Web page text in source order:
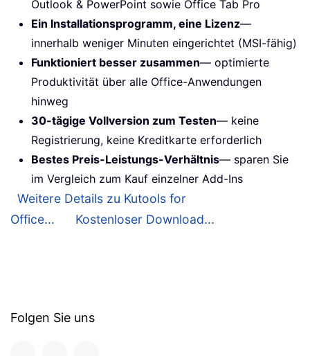
Outlook & PowerPoint sowie Office Tab Pro
Ein Installationsprogramm, eine Lizenz—
innerhalb weniger Minuten eingerichtet (MSI-fähig)
Funktioniert besser zusammen— optimierte
Produktivität über alle Office-Anwendungen
hinweg
30-tägige Vollversion zum Testen— keine
Registrierung, keine Kreditkarte erforderlich
Bestes Preis-Leistungs-Verhältnis— sparen Sie
im Vergleich zum Kauf einzelner Add-Ins
Weitere Details zu Kutools for
Office...
Kostenloser Download...
Folgen Sie uns